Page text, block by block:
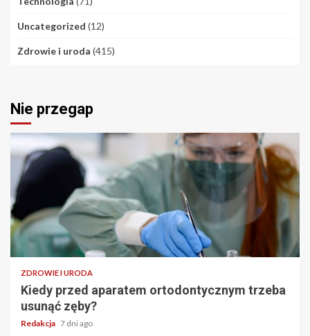
Uncategorized (12)
Zdrowie i uroda (415)
Nie przegap
ZDROWIE I URODA
Kiedy przed aparatem ortodontycznym trzeba
usunąć zęby?
Redakcja 7 dni ago